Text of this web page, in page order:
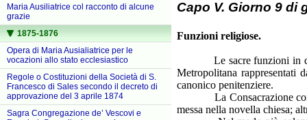
Maria Ausiliatrice col racconto di alcune
grazie
1875-1876
Opera di Maria Ausialiatrice per le
vocazioni allo stato ecclesiastico
Regole o Costituzioni della Società di S.
Francesco di Sales secondo il decreto di
approvazione del 3 aprile 1874
Sagra Congregazione de’ Vescovi e
Capo V. Giorno 9 di
Funzioni religiose.
Le sacre funzioni in
Metropolitana rappresentati
canonico penitenziere.
La Consacrazione
messa nella novella chiesa;